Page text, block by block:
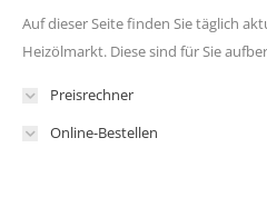
Auf dieser Seite finden Sie täglich
Heizölmarkt. Diese sind für Sie
Preisrechner
Online-Bestellen